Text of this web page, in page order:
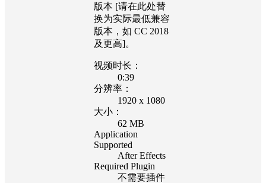
版本 [请在此处替
换为实际最低兼容
版本，如 CC 2018
及更高]。
视频时长：
0:39
分辨率：
1920 x 1080
大小：
62 MB
Application
Supported
After Effects
Required Plugin
不需要插件